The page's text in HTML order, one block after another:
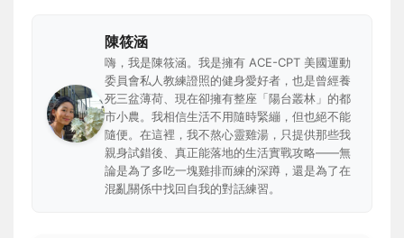
陳筱涵
嗨，我是陳筱涵。我是擁有 ACE-CPT 美國運動
委員會私人教練證照的健身愛好者，也是曾經養
死三盆薄荷、現在卻擁有整座「陽台叢林」的都
市小農。我相信生活不用隨時緊繃，但也絕不能
隨便。在這裡，我不熬心靈雞湯，只提供那些我
親身試錯後、真正能落地的生活實戰攻略——無
論是為了多吃一塊雞排而練的深蹲，還是為了在
混亂關係中找回自我的對話練習。